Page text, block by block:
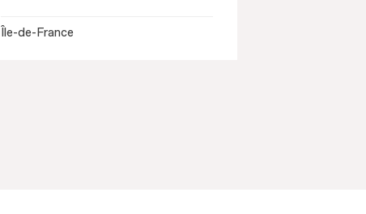
Île-de-France